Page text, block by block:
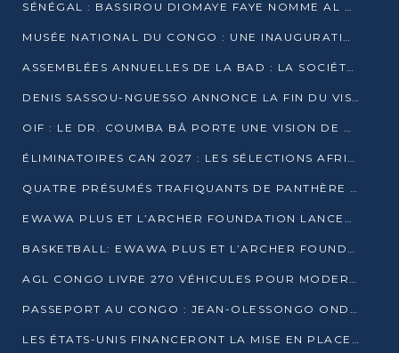
SÉNÉGAL : BASSIROU DIOMAYE FAYE NOMME AL AMINOU LÔ PREMIER MINISTRE
MUSÉE NATIONAL DU CONGO : UNE INAUGURATION PORTEUSE D’ESPOIR POUR LA CULTURE
ASSEMBLÉES ANNUELLES DE LA BAD : LA SOCIÉTÉ CIVILE CONGOLAISE À LA RECHERCHE DE PARTENAIRES POUR SES PROJETS
DENIS SASSOU-NGUESSO ANNONCE LA FIN DU VISA POUR LES AFRICAINS EN 2027
OIF : LE DR. COUMBA BÂ PORTE UNE VISION DE DIALOGUE, DE STABILITÉ ET DE RÉFORME À LA TÊTE
ÉLIMINATOIRES CAN 2027 : LES SÉLECTIONS AFRICAINES CONNAISSENT LEURS ADVERSAIRES
QUATRE PRÉSUMÉS TRAFIQUANTS DE PANTHÈRE ARRÊTÉS À EWO
EWAWA PLUS ET L’ARCHER FOUNDATION LANCENT UN CAMP DE BASKET POUR LES JEUNES À BRAZZAVILLE
BASKETBALL: EWAWA PLUS ET L’ARCHER FOUNDATION LANCENT UN CAMP POUR LES JEUNES
AGL CONGO LIVRE 270 VÉHICULES POUR MODERNISER LE TRANSPORT URBAIN
PASSEPORT AU CONGO : JEAN-OLESSONGO ONDAYE VEUT METTRE FIN AUX LENTEURS ADMINISTRATIVES
LES ÉTATS-UNIS FINANCERONT LA MISE EN PLACE DE JUSQU’À 50 CLINIQUES DE LUTTE CONTRE L’EBOLA